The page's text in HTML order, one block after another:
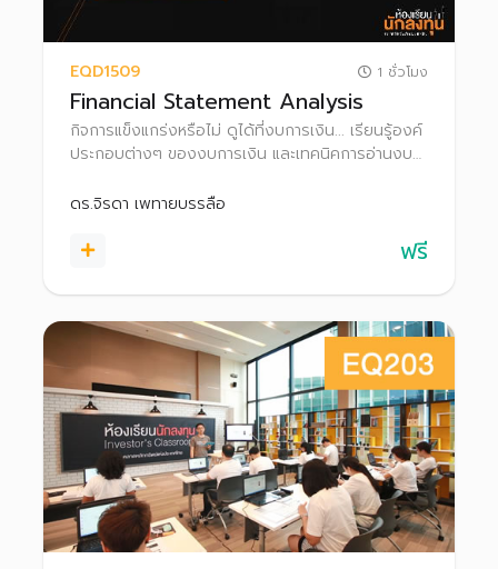
EQD1509 1 ชั่วโมง
Financial Statement Analysis
กิจการแข็งแกร่งหรือไม่ ดูได้ที่งบการเงิน... เรียนรู้องค์
ประกอบต่างๆ ของงบการเงิน และเทคนิคการอ่านงบ
ประกอบการตัดสินใจลงทุน
ดร.จิรดา เพทายบรรลือ
ฟรี